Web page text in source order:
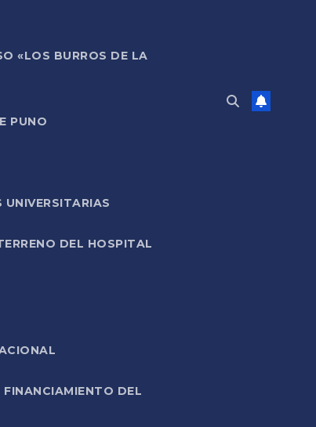
«LOS BURROS DE LA
PUNO
DEL HOSPITAL
FINANCIAMIENTO DEL